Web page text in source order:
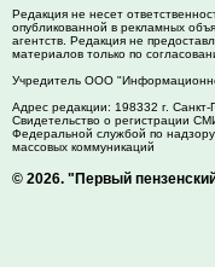
Редакция не несет
опубликованной в рекламных
агентств. Редакция не
материалов только по
Учредитель ООО
Адрес редакции: 198332 г. Санкт-
Свидетельство о регистрации
Федеральной службой по
массовых коммуникаций
© 2026. "Первый